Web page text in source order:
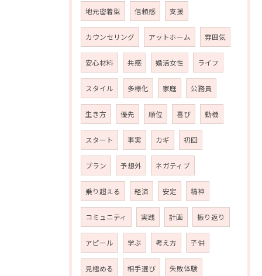
地元密着型 信頼感 支援
カウンセリング アットホーム 雰囲気
安心材料 共感 婚活女性 ライフ
スタイル 多様化 家庭 公務員
生き方 優先 順位 喜び 動機
スタート 事実 カギ 初回
プラン 予想外 ネガティブ
乗り超える 経済 安定 精神
コミュニティ 実践 計画 振り返り
アピール 学ぶ 考え方 子供
見極める 相手選び 失敗体験